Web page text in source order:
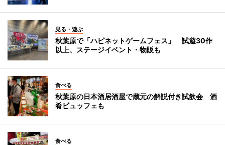
見る・遊ぶ
秋葉原で「ハピネットゲームフェス」 試遊30作
以上、ステージイベント・物販も
食べる
秋葉原の日本酒居酒屋で蔵元の解説付き試飲会 酒
肴ビュッフェも
食べる